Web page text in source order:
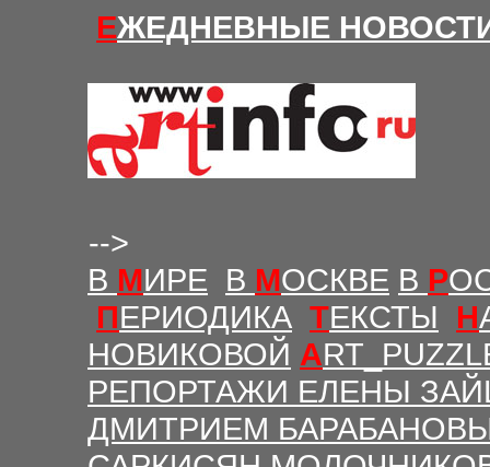
ЕЖЕДНЕВНЫЕ Н
-->
В МИРЕ В МОСКВЕ В Р
ПЕРИОДИКА ТЕКСТЫ Н
НОВИКОВОЙ A
РЕПОРТАЖИ ЕЛЕНЫ
ДМИТРИЕМ